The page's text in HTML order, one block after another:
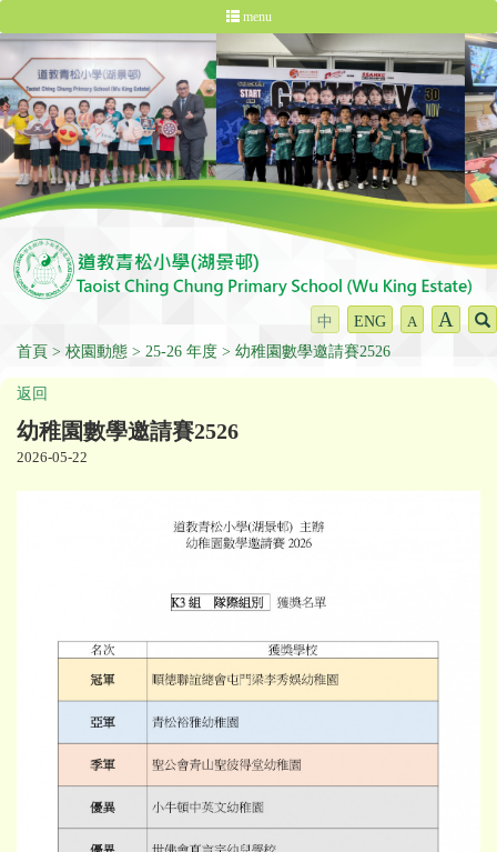
menu
中 ENG A A
首頁 校園動態 25-26 年度 幼稚園數學邀請賽2526
返回
幼稚園數學邀請賽2526
2026-05-22